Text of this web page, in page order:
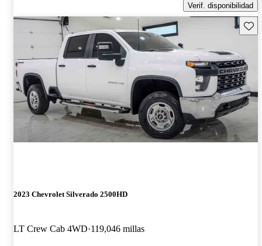
Verif. disponibilidad
2023 Chevrolet Silverado 2500HD
LT Crew Cab 4WD 119,046 millas